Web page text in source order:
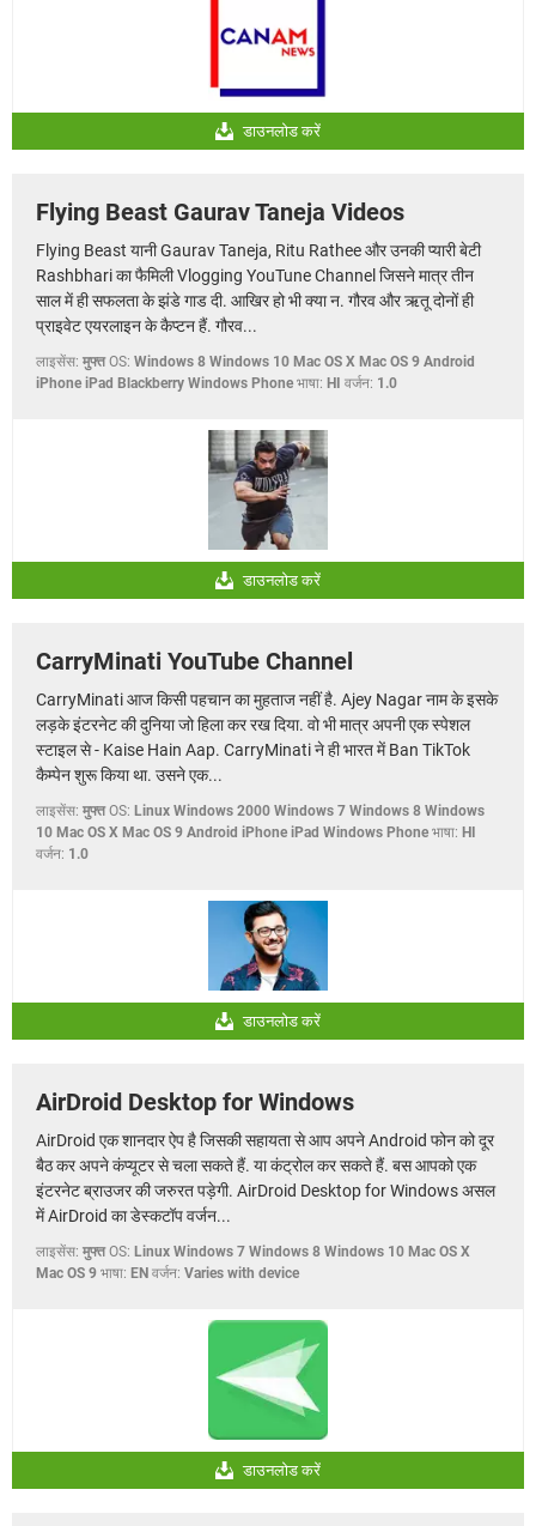
डाउनलोड करें
Flying Beast Gaurav Taneja Videos
Flying Beast यानी Gaurav Taneja, Ritu Rathee और उनकी प्यारी बेटी
Rashbhari का फैमिली Vlogging YouTune Channel जिसने मात्र तीन
साल में ही सफलता के झंडे गाड दी. आखिर हो भी क्या न. गौरव और ऋतू दोनों ही
प्राइवेट एयरलाइन के कैप्टन हैं. गौरव...
लाइसेंस: मुफ्त OS: Windows 8 Windows 10 Mac OS X Mac OS 9 Android
iPhone iPad Blackberry Windows Phone भाषा: HI वर्जन: 1.0
डाउनलोड करें
CarryMinati YouTube Channel
CarryMinati आज किसी पहचान का मुहताज नहीं है. Ajey Nagar नाम के इसके
लड़के इंटरनेट की दुनिया जो हिला कर रख दिया. वो भी मात्र अपनी एक स्पेशल
स्टाइल से - Kaise Hain Aap. CarryMinati ने ही भारत में Ban TikTok
कैम्पेन शुरू किया था. उसने एक...
लाइसेंस: मुफ्त OS: Linux Windows 2000 Windows 7 Windows 8 Windows
10 Mac OS X Mac OS 9 Android iPhone iPad Windows Phone भाषा: HI
वर्जन: 1.0
डाउनलोड करें
AirDroid Desktop for Windows
AirDroid एक शानदार ऐप है जिसकी सहायता से आप अपने Android फोन को दूर
बैठ कर अपने कंप्यूटर से चला सकते हैं. या कंट्रोल कर सकते हैं. बस आपको एक
इंटरनेट ब्राउजर की जरुरत पड़ेगी. AirDroid Desktop for Windows असल
में AirDroid का डेस्कटॉप वर्जन...
लाइसेंस: मुफ्त OS: Linux Windows 7 Windows 8 Windows 10 Mac OS X
Mac OS 9 भाषा: EN वर्जन: Varies with device
डाउनलोड करें